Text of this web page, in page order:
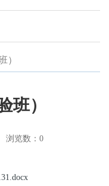
）
班）
览数： 0